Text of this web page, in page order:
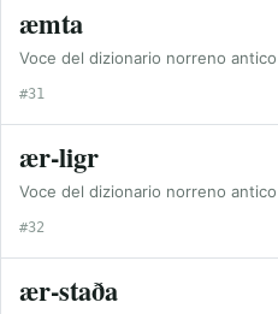
æmta
Voce del dizionario norreno antico
#31
ær-ligr
Voce del dizionario norreno antico
#32
ær-staða